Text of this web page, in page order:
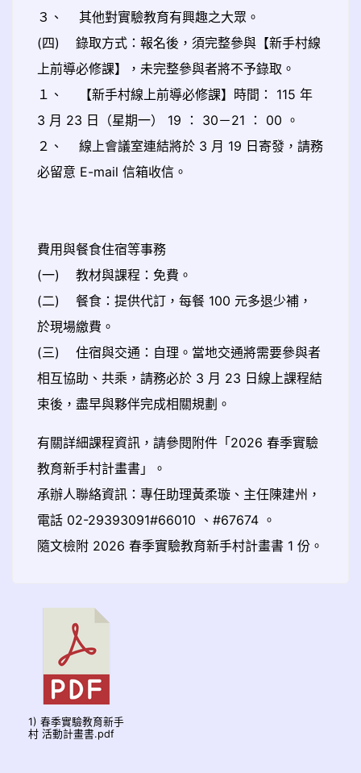
３、 其他對實驗教育有興趣之大眾。
(四) 錄取方式：報名後，須完整參與【新手村線
上前導必修課】，未完整參與者將不予錄取。
１、 【新手村線上前導必修課】時間： 115 年
3 月 23 日（星期一） 19 ： 30－21 ： 00 。
２、 線上會議室連結將於 3 月 19 日寄發，請務
必留意 E-mail 信箱收信。
費用與餐食住宿等事務
(一) 教材與課程：免費。
(二) 餐食：提供代訂，每餐 100 元多退少補，
於現場繳費。
(三) 住宿與交通：自理。當地交通將需要參與者
相互協助、共乘，請務必於 3 月 23 日線上課程結
束後，盡早與夥伴完成相關規劃。
有關詳細課程資訊，請參閱附件「2026 春季實驗
教育新手村計畫書」。
承辦人聯絡資訊：專任助理黃柔璇、主任陳建州，
電話 02-29393091#66010 、#67674 。
隨文檢附 2026 春季實驗教育新手村計畫書 1 份。
1) 春季實驗教育新手
村 活動計畫書.pdf